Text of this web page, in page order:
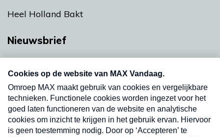
Heel Holland Bakt
Nieuwsbrief
nieuwsbrief. Elke vrijdag- en dinsdagochtend in
uw mailbox.
Verzend